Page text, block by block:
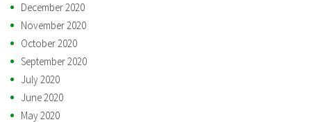
December 2020
November 2020
October 2020
September 2020
July 2020
June 2020
May 2020